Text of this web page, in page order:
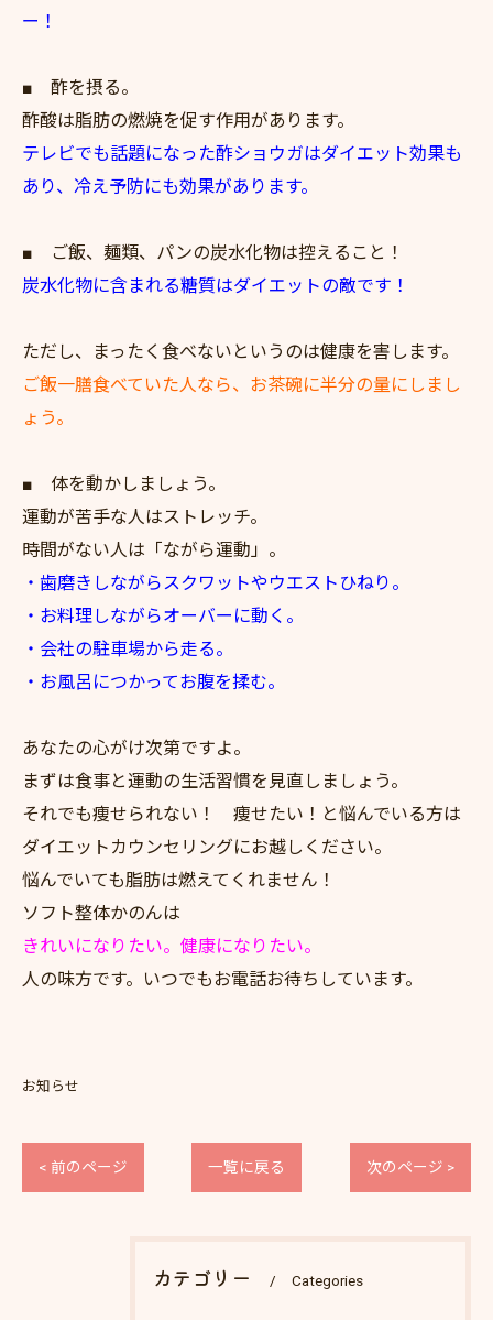
ー！
■ 酢を摂る。
酢酸は脂肪の燃焼を促す作用があります。
テレビでも話題になった酢ショウガはダイエット効果も
あり、冷え予防にも効果があります。
■ ご飯、麺類、パンの炭水化物は控えること！
炭水化物に含まれる糖質はダイエットの敵です！
ただし、まったく食べないというのは健康を害します。
ご飯一膳食べていた人なら、お茶碗に半分の量にしまし
ょう。
■ 体を動かしましょう。
運動が苦手な人はストレッチ。
時間がない人は「ながら運動」。
・歯磨きしながらスクワットやウエストひねり。
・お料理しながらオーバーに動く。
・会社の駐車場から走る。
・お風呂につかってお腹を揉む。
あなたの心がけ次第ですよ。
まずは食事と運動の生活習慣を見直しましょう。
それでも痩せられない！ 痩せたい！と悩んでいる方は
ダイエットカウンセリングにお越しください。
悩んでいても脂肪は燃えてくれません！
ソフト整体かのんは
きれいになりたい。健康になりたい。
人の味方です。いつでもお電話お待ちしています。
お知らせ
< 前のページ 一覧に戻る 次のページ >
カテゴリー Categories